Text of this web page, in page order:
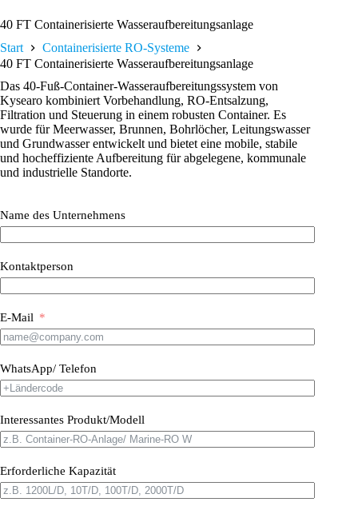
40 FT Containerisierte Wasseraufbereitungsanlage
Start
Containerisierte RO-Systeme
40 FT Containerisierte Wasseraufbereitungsanlage
Das 40-Fuß-Container-Wasseraufbereitungssystem von
Kysearo kombiniert Vorbehandlung, RO-Entsalzung,
Filtration und Steuerung in einem robusten Container. Es
wurde für Meerwasser, Brunnen, Bohrlöcher, Leitungswasser
und Grundwasser entwickelt und bietet eine mobile, stabile
und hocheffiziente Aufbereitung für abgelegene, kommunale
und industrielle Standorte.
Name des Unternehmens
Kontaktperson
E-Mail
WhatsApp/ Telefon
Interessantes Produkt/Modell
Erforderliche Kapazität